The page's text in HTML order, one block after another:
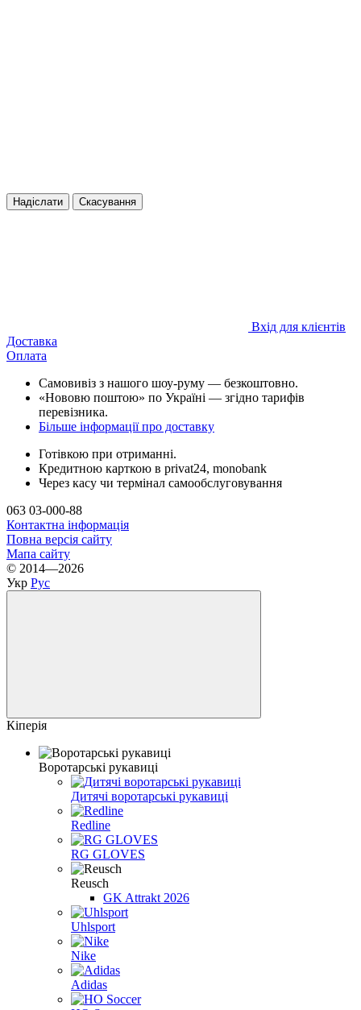
Надіслати Скасування
Вхід для клієнтів
Доставка
Оплата
Самовивіз з нашого шоу-руму — безкоштовно.
«Нововю поштою» по Україні — згідно тарифів
перевізника.
Більше інформації про доставку
Готівкою при отриманні.
Кредитною карткою в privat24, monobank
Через касу чи термінал самообслуговування
063 03-000-88
Контактна інформація
Повна версія сайту
Мапа сайту
© 2014—2026
Укр Рус
Кіперія
Воротарські рукавиці
Дитячі воротарські рукавиці
Redline
RG GLOVES
Reusch
GK Attrakt 2026
Uhlsport
Nike
Adidas